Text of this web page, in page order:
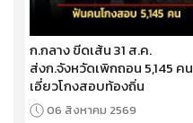
ก.กลาง ขีดเส้น 31 ส.ค.
ส่งก.จังหวัดเพิกถอน 5,145 คน
เอี่ยวโกงสอบท้องถิ่น
06 สิงหาคม 2569